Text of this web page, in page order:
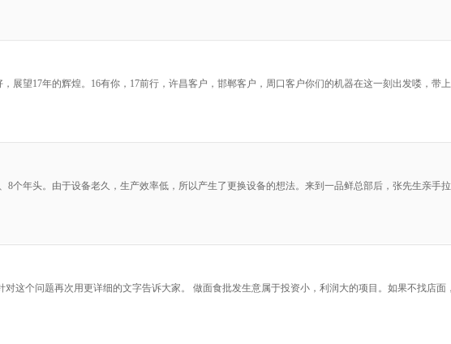
展望17年的辉煌。16有你，17前行，许昌客户，邯郸客户，周口客户你们的机器在这一刻出发喽，带
个年头。由于设备老久，生产效率低，所以产生了更换设备的想法。来到一品鲜总部后，张先生亲手
这个问题再次用更详细的文字告诉大家。 做面食批发生意属于投资小，利润大的项目。如果不找店